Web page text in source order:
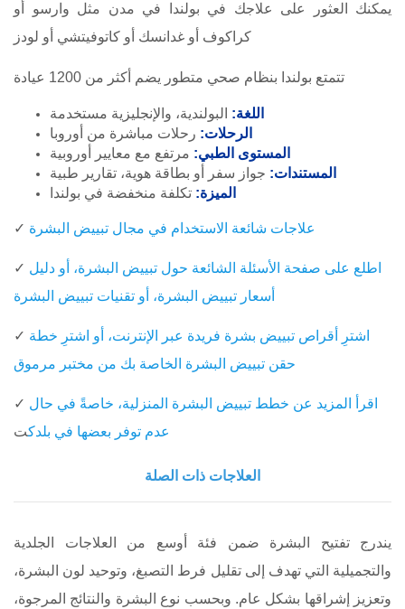
يمكنك العثور على علاجك في بولندا في مدن مثل وارسو أو
كراكوف أو غدانسك أو كاتوفيتشي أو لودز
تتمتع بولندا بنظام صحي متطور يضم أكثر من 1200 عيادة
اللغة: البولندية، والإنجليزية مستخدمة
الرحلات: رحلات مباشرة من أوروبا
المستوى الطبي: مرتفع مع معايير أوروبية
المستندات: جواز سفر أو بطاقة هوية، تقارير طبية
الميزة: تكلفة منخفضة في بولندا
✓ علاجات شائعة الاستخدام في مجال تبييض البشرة
✓ اطلع على صفحة الأسئلة الشائعة حول تبييض البشرة، أو دليل
أسعار تبييض البشرة، أو تقنيات تبييض البشرة
✓ اشترِ أقراص تبييض بشرة فريدة عبر
الإنترنت، أو اشترِ خطة
حقن تبييض البشرة الخاصة بك من مختبر مرموق
✓ اقرأ المزيد عن خطط تبييض البشرة المنزلية، خاصةً في حال
عدم توفر بعضها في بلدك
العلاجات ذات الصلة
يندرج تفتيح البشرة ضمن فئة أوسع من العلاجات الجلدية
والتجميلية التي تهدف إلى تقليل فرط التصبغ، وتوحيد لون البشرة،
وتعزيز إشراقها بشكل عام. وبحسب نوع البشرة والنتائج المرجوة،